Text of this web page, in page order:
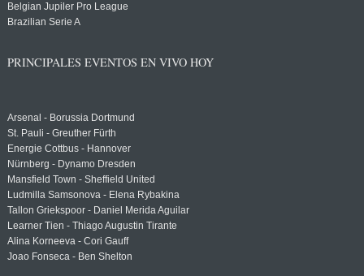
Belgian Jupiler Pro League
Brazilian Serie A
PRINCIPALES EVENTOS EN VIVO HOY
Arsenal - Borussia Dortmund
St. Pauli - Greuther Fürth
Energie Cottbus - Hannover
Nürnberg - Dynamo Dresden
Mansfield Town - Sheffield United
Ludmilla Samsonova - Elena Rybakina
Tallon Griekspoor - Daniel Merida Aguilar
Learner Tien - Thiago Augustin Tirante
Alina Korneeva - Cori Gauff
Joao Fonseca - Ben Shelton